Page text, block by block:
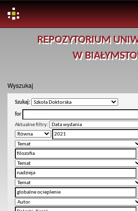
REPOZYTORIUM
W
Wyszukaj
Szukaj:
for
Aktualne filtry: